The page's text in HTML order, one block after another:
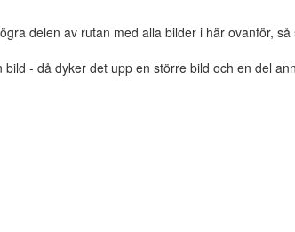
delen av rutan med alla bilder i här ovanför,
bild - då dyker det upp en större bild och en del